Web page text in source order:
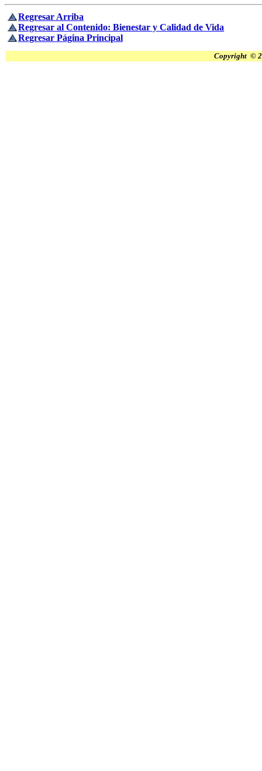
Regresar Arriba
Regresar al Contenido: Bienestar y Calidad de Vida
Regresar Página Principal
Copyright ©